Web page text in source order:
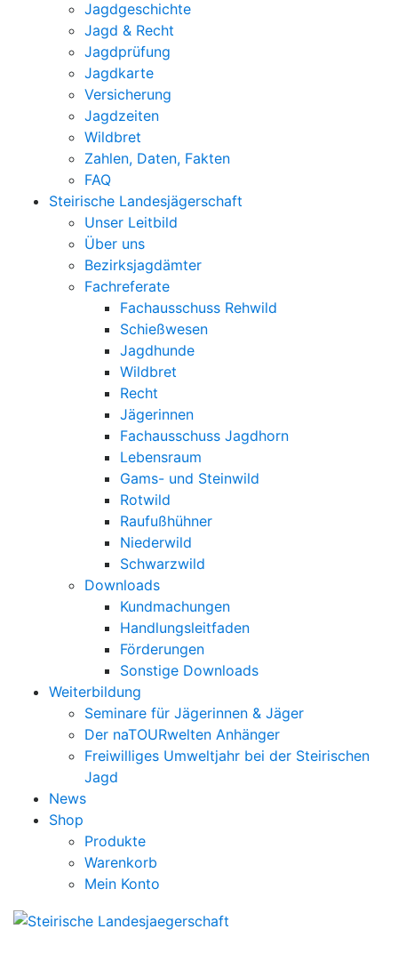
Jagdgeschichte
Jagd & Recht
Jagdprüfung
Jagdkarte
Versicherung
Jagdzeiten
Wildbret
Zahlen, Daten, Fakten
FAQ
Steirische Landesjägerschaft
Unser Leitbild
Über uns
Bezirksjagdämter
Fachreferate
Fachausschuss Rehwild
Schießwesen
Jagdhunde
Wildbret
Recht
Jägerinnen
Fachausschuss Jagdhorn
Lebensraum
Gams- und Steinwild
Rotwild
Raufußhühner
Niederwild
Schwarzwild
Downloads
Kundmachungen
Handlungsleitfaden
Förderungen
Sonstige Downloads
Weiterbildung
Seminare für Jägerinnen & Jäger
Der naTOURwelten Anhänger
Freiwilliges Umweltjahr bei der Steirischen
Jagd
News
Shop
Produkte
Warenkorb
Mein Konto